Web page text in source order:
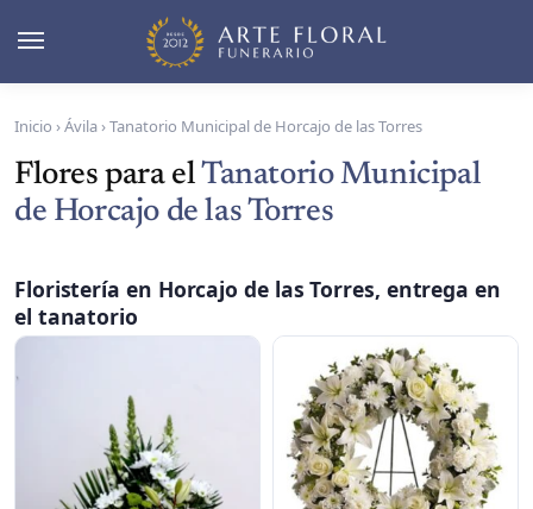
Inicio ›Ávila›Tanatorio Municipal de Horcajo de las Torres
Flores para elTanatorio Municipal
de Horcajo de las Torres
Floristería en Horcajo de las Torres, entrega en
el tanatorio